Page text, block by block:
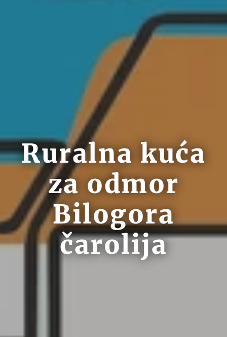
Ruralna kuća
za odmor
Bilogora
čarolija